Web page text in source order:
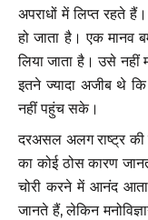
अपराधों में लिप्त रहते
हो जाता है। एक मानव
लिया जाता है। उसे
इतने ज्यादा अजीब थे
नहीं पहुंच सके।
दरअसल अलग राष्ट्र की
का कोई ठोस कारण
चोरी करने में आनंद
जानते हैं, लेकिन